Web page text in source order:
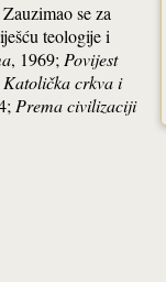
se za
teologije i
, 1969; Povijest
Katolička crkva i
Prema civilizaciji